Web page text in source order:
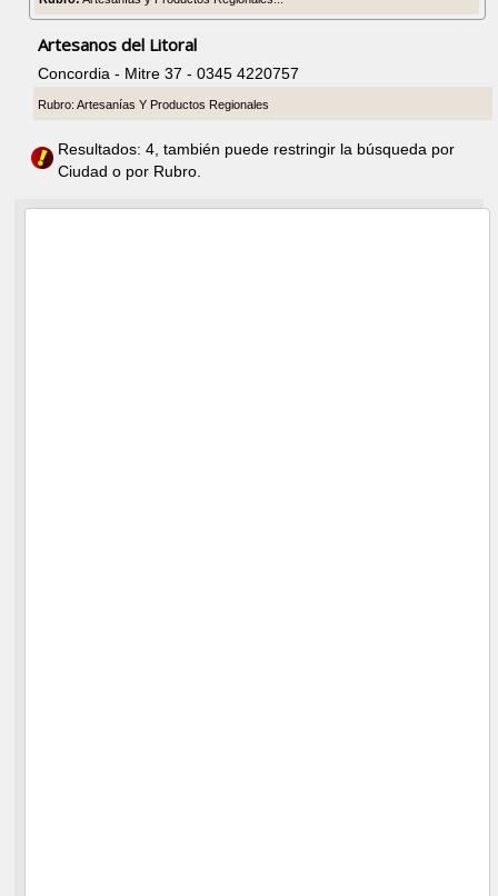
Artesanos del Litoral
Concordia - Mitre 37 - 0345 4220757
Rubro: Artesanías Y Productos Regionales
Resultados: 4, también puede restringir la búsqueda por
Ciudad o por Rubro.